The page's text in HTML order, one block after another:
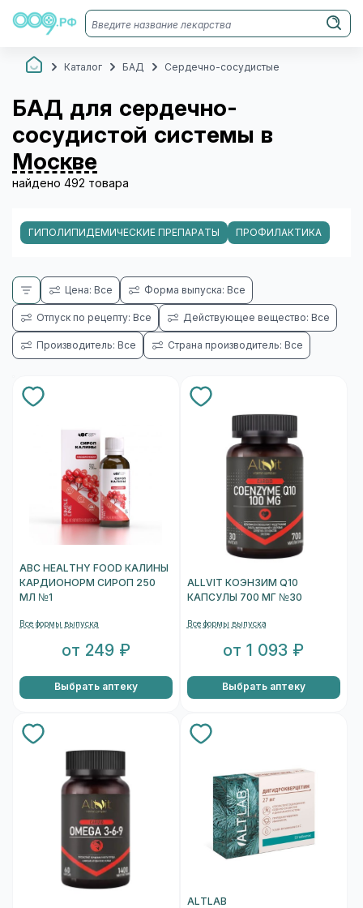
Каталог БАД Сердечно-сосудистые
БАД для сердечно-
сосудистой системы в
Москве
найдено 492 товара
ГИПОЛИПИДЕМИЧЕСКИЕ ПРЕПАРАТЫ ПРОФИЛАКТИКА
Цена: Все Форма выпуска: Все
Отпуск по рецепту: Все Действующее вещество: Все
Производитель: Все Страна производитель: Все
ABC HEALTHY FOOD КАЛИНЫ
КАРДИОНОРМ СИРОП 250
МЛ №1
Все формы выпуска
от 249 ₽
Выбрать аптеку
ALLVIT КОЭНЗИМ Q10
КАПСУЛЫ 700 МГ №30
Все формы выпуска
от 1 093 ₽
Выбрать аптеку
ALTLAB